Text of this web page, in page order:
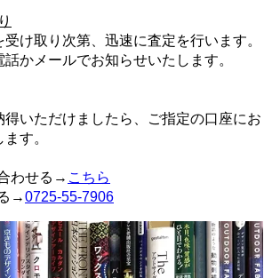
け取り次第、迅速に査定を行います。
かメールでお知らせいたします。
得いただけましたら、ご指定の口座にお
す。
わせる→ こちら
→0725-55-7906